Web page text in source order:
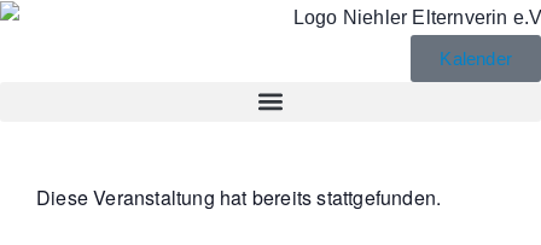
Kalender
Diese Veranstaltung hat bereits stattgefunden.